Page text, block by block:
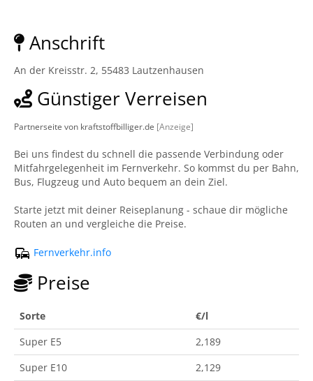
Anschrift
An der Kreisstr. 2, 55483 Lautzenhausen
Günstiger Verreisen
Partnerseite von kraftstoffbilliger.de [Anzeige]
Bei uns findest du schnell die passende Verbindung oder
Mitfahrgelegenheit im Fernverkehr. So kommst du per Bahn,
Bus, Flugzeug und Auto bequem an dein Ziel.
Starte jetzt mit deiner Reiseplanung - schaue dir mögliche
Routen an und vergleiche die Preise.
Fernverkehr.info
Preise
Sorte
€/l
Super E5
2,189
Super E10
2,129